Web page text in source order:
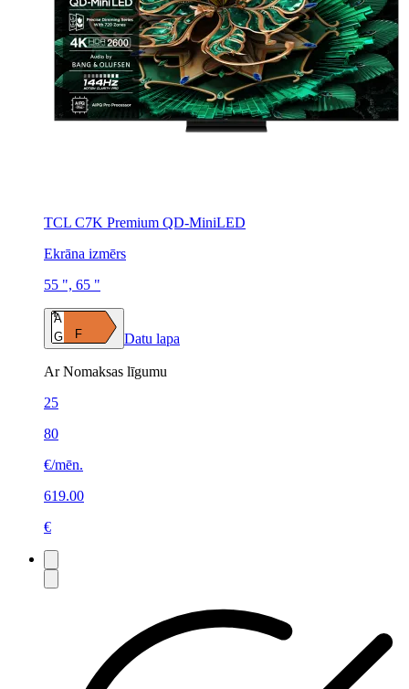
TCL C7K Premium QD-MiniLED
Ekrāna izmērs
55 ", 65 "
A
G
F Datu lapa
Ar Nomaksas līgumu
25
80
€/mēn.
619.00
€